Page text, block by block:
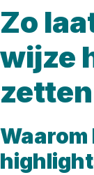
Zo
wijze